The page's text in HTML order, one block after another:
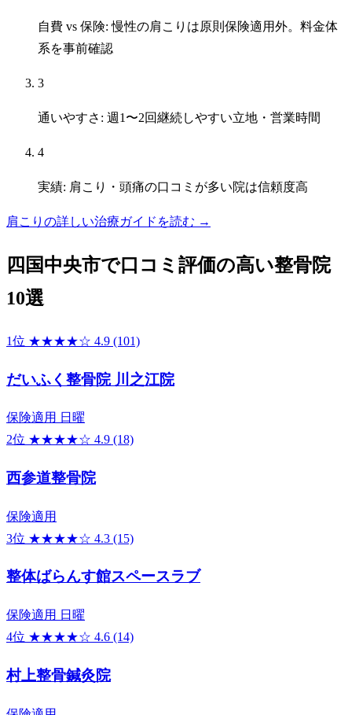
自費 vs 保険: 慢性の肩こりは原則保険適用外。料金体
系を事前確認
3
通いやすさ: 週1〜2回継続しやすい立地・営業時間
4
実績: 肩こり・頭痛の口コミが多い院は信頼度高
肩こりの詳しい治療ガイドを読む →
四国中央市で口コミ評価の高い整骨院
10選
1位 ★★★★☆ 4.9 (101)
だいふく整骨院 川之江院
保険適用 日曜
2位 ★★★★☆ 4.9 (18)
西参道整骨院
保険適用
3位 ★★★★☆ 4.3 (15)
整体ばらんす館スペースラブ
保険適用 日曜
4位 ★★★★☆ 4.6 (14)
村上整骨鍼灸院